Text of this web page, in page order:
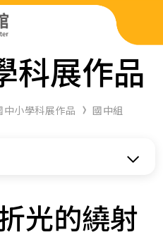
科展作品
中小學科展作品 國中組
光的繞射